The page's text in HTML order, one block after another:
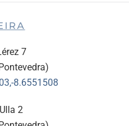
7
8.6551508
2